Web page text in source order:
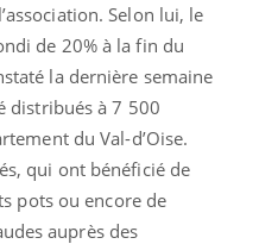
Selon lui, le
de 20% à la fin du
la dernière semaine
distribués à 7 500
du Val-d’Oise.
qui ont bénéficié de
pots ou encore de
auprès des